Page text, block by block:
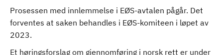
Prosessen med innlemmelse i EØS-avtalen pågår. Det
forventes at saken behandles i EØS-komiteen i løpet av
2023.
Et høringsforslag om gjennomføring i norsk rett er under